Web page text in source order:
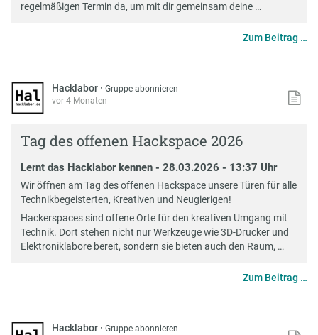
regelmäßigen Termin da, um mit dir gemeinsam deine …
Zum Beitrag …
Hacklabor ·Gruppe abonnieren
vor 4 Monaten
Tag des offenen Hackspace 2026
Lernt das Hacklabor kennen - 28.03.2026 - 13:37 Uhr
Wir öffnen am Tag des offenen Hackspace unsere Türen für alle
Technikbegeisterten, Kreativen und Neugierigen!
Hackerspaces sind offene Orte für den kreativen Umgang mit
Technik. Dort stehen nicht nur Werkzeuge wie 3D-Drucker und
Elektroniklabore bereit, sondern sie bieten auch den Raum, …
Zum Beitrag …
Hacklabor ·Gruppe abonnieren